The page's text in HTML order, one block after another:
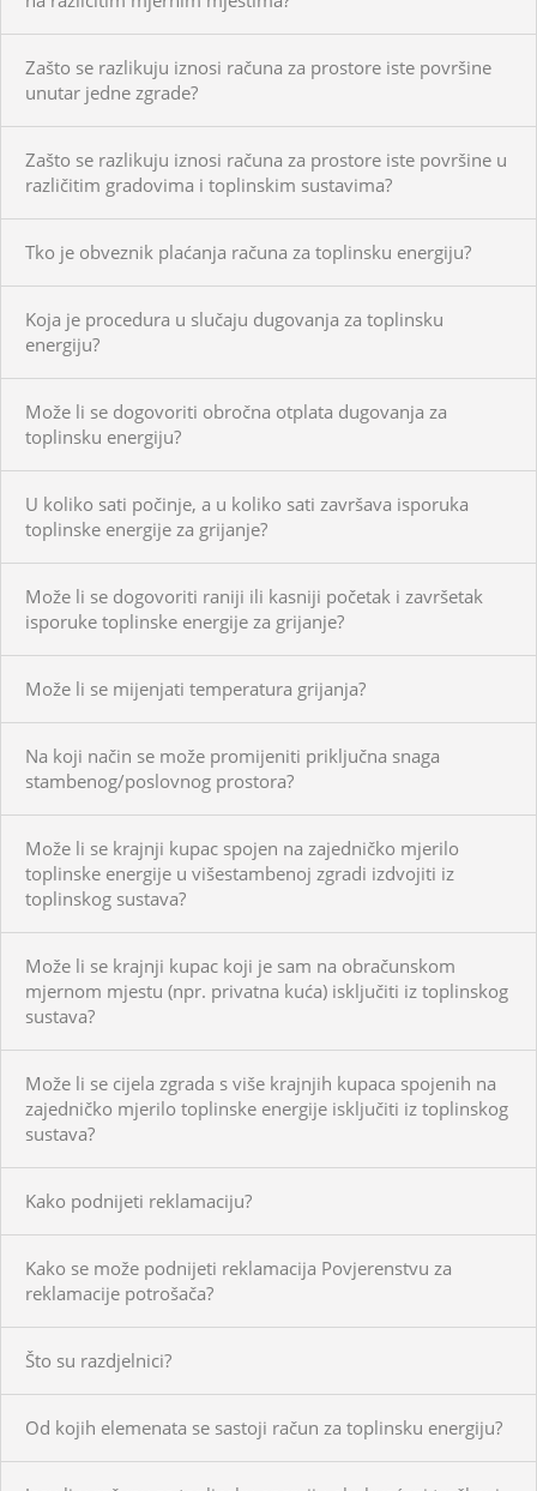
Zašto se razlikuju iznosi računa za prostore iste površine
unutar jedne zgrade?
Zašto se razlikuju iznosi računa za prostore iste površine u
različitim gradovima i toplinskim sustavima?
Tko je obveznik plaćanja računa za toplinsku energiju?
Koja je procedura u slučaju dugovanja za toplinsku
energiju?
Može li se dogovoriti obročna otplata dugovanja za
toplinsku energiju?
U koliko sati počinje, a u koliko sati završava isporuka
toplinske energije za grijanje?
Može li se dogovoriti raniji ili kasniji početak i završetak
isporuke toplinske energije za grijanje?
Može li se mijenjati temperatura grijanja?
Na koji način se može promijeniti priključna snaga
stambenog/poslovnog prostora?
Može li se krajnji kupac spojen na zajedničko mjerilo
toplinske energije u višestambenoj zgradi izdvojiti iz
toplinskog sustava?
Može li se krajnji kupac koji je sam na obračunskom
mjernom mjestu (npr. privatna kuća) isključiti iz toplinskog
sustava?
Može li se cijela zgrada s više krajnjih kupaca spojenih na
zajedničko mjerilo toplinske energije isključiti iz toplinskog
sustava?
Kako podnijeti reklamaciju?
Kako se može podnijeti reklamacija Povjerenstvu za
reklamacije potrošača?
Što su razdjelnici?
Od kojih elemenata se sastoji račun za toplinsku energiju?